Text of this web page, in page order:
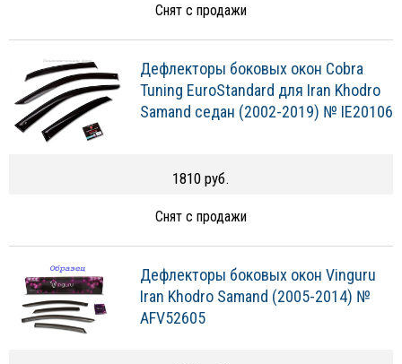
Снят с продажи
Дефлекторы боковых окон Cobra
Tuning EuroStandard для Iran Khodro
Samand седан (2002-2019) № IE20106
1810 руб.
Снят с продажи
Дефлекторы боковых окон Vinguru
Iran Khodro Samand (2005-2014) №
AFV52605